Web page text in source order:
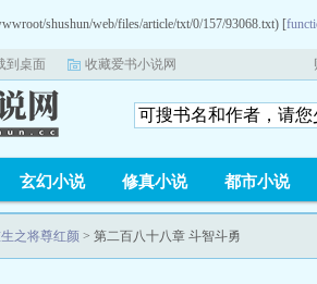
shushun/web/files/article/txt/0/157/93068.txt) [
到桌面
收藏爱书小说网
玄幻小说 修真小说 都市小说
之将尊红颜 > 第二百八十八章 斗智斗勇